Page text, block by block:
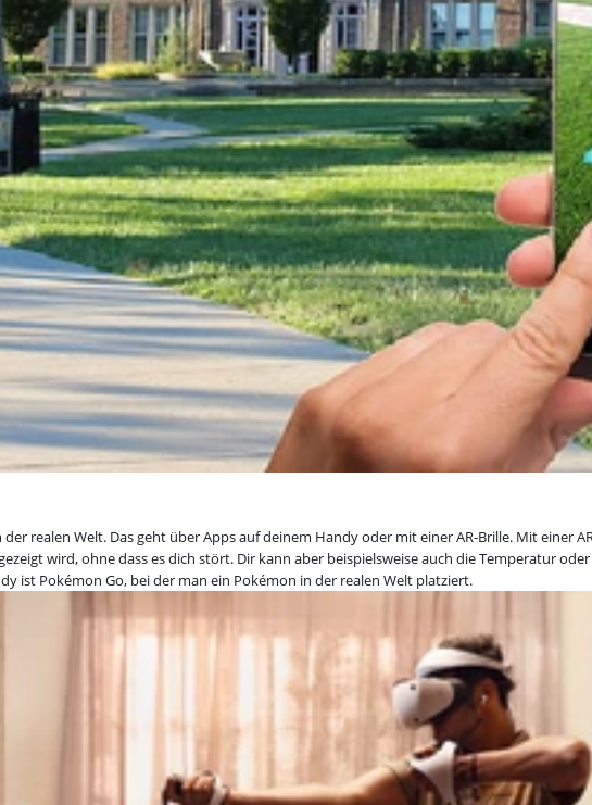
realen Welt. Das geht über Apps auf deinem Handy oder mit einer AR-Brille. Mit einer
wird, ohne dass es dich stört. Dir kann aber beispielsweise auch die Temperatur
ist Pokémon Go, bei der man ein Pokémon in der realen Welt platziert.